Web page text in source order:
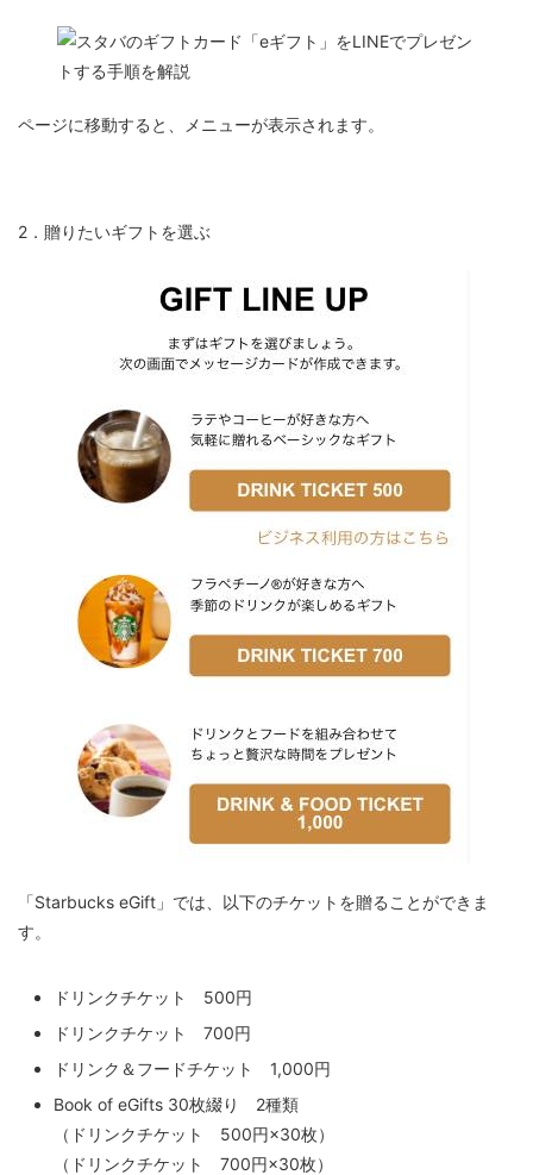
ページに移動すると、メニューが表示されます。
2．贈りたいギフトを選ぶ
「Starbucks eGift」では、以下のチケットを贈ることができま
す。
ドリンクチケット 500円
ドリンクチケット 700円
ドリンク＆フードチケット 1,000円
Book of eGifts 30枚綴り 2種類
（ドリンクチケット 500円×30枚）
（ドリンクチケット 700円×30枚）